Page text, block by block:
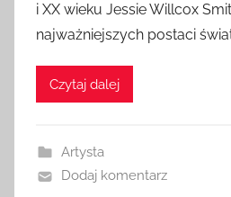
i XX wieku Jessie Willcox
najważniejszych postaci
Czytaj dalej
Artysta
Dodaj komentarz